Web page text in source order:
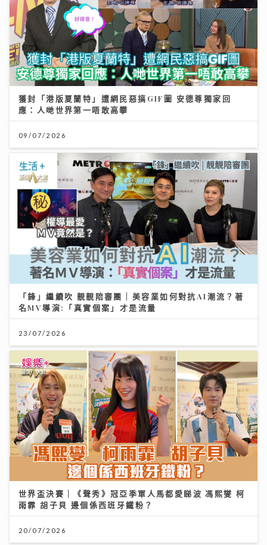
獲封「港版夏蘭特」遭網民惡搞GIF圖 安德尊獨家回
應：人哋世界第一唔敢高攀
09/07/2026
「鋒」繼續吹 靚靚陪審團 | 美容業如何對抗AI潮流？著
名MV導演:「真實個案」才是流量
23/07/2026
世界盃決賽｜《聲秀》冠亞季軍人馬都愛睇波 馮熙燮 柯
雨霏 胡子貝 邊個係西班牙鐵粉？
20/07/2026